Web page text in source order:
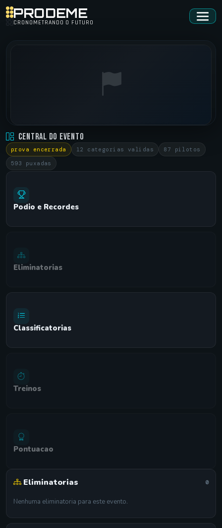
PRODEME
CRONOMETRANDO O FUTURO
DESAFIO83 RACHA NOTURNO • RACHA NOTURNO 2016.5
AUTÓDROMO DE CARUARU/PE • 26/11/2016
Central do Evento
prova encerrada 12 categorias validas
87 pilotos
593 puxadas
Podio e Recordes
Eliminatorias
Classificatorias
Treinos
Pontuacao
Eliminatorias 0
Nenhuma eliminatoria para este evento.